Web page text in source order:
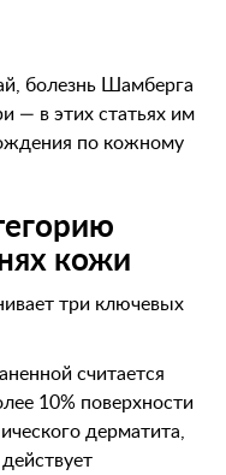
болезнь Шамберга
— в этих статьях им
по кожному
кожи
три ключевых
считается
10% поверхности
дерматита,